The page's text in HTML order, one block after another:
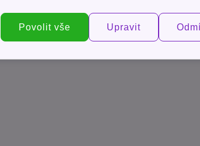
Povolit vše Upravit